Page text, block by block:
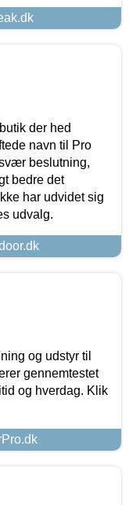
der hed
navn til Pro
beslutning,
bedre det
har udvidet sig
udvalg.
og udstyr til
gennemtestet
og hverdag. Klik